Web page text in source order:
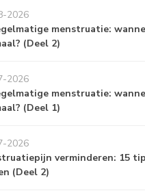
2026
menstruatie:
(Deel 2)
2026
menstruatie:
(Deel 1)
2026
verminderen: 15
(Deel 2)